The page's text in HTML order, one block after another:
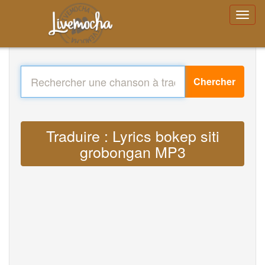
Chercher
Traduire : Lyrics bokep siti
grobongan MP3